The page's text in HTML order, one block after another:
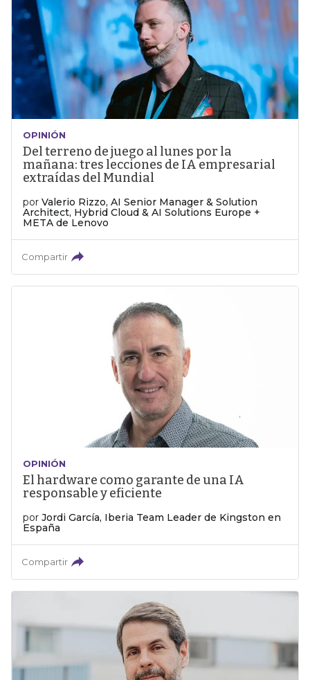
OPINIÓN
Del terreno de juego al lunes por la
mañana: tres lecciones de IA empresarial
extraídas del Mundial
por Valerio Rizzo, AI Senior Manager & Solution
Architect, Hybrid Cloud & AI Solutions Europe +
META de Lenovo
Compartir
OPINIÓN
El hardware como garante de una IA
responsable y eficiente
por Jordi García, Iberia Team Leader de Kingston en
España
Compartir